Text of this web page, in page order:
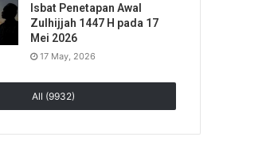
Isbat Penetapan Awal
Zulhijjah 1447 H pada 17
Mei 2026
17 May, 2026
All (9932)